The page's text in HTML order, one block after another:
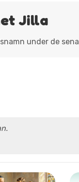
Jilla
under de